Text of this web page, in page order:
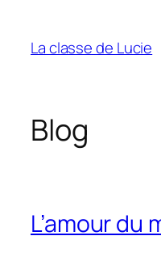
contenu
La classe de Lucie
Blog
L’amour du